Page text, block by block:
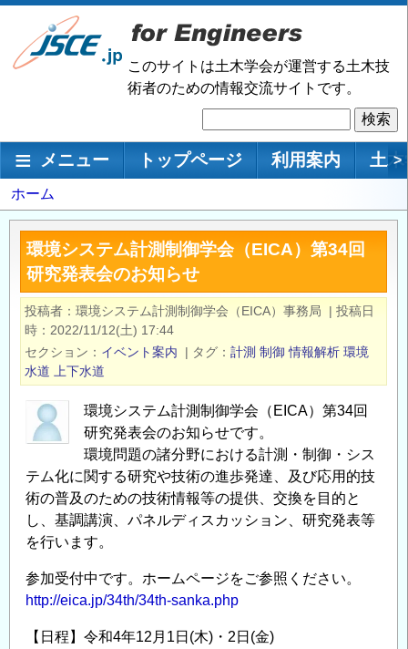
メ
ン
移
このサイトは土木学会が運営する土木技
術者のための情報交流サイトです。
索
メインナビゲーション
メニュー トップページ 利用案内 土 >
パ
ン
く
ず
ホーム
環境システム計測制御学会（EICA）第34回
研究発表会のお知らせ
投稿者 環境システム計測制御学会（EICA）事務局 | 投稿日
時
2022/11/12(土) 17:44
セクション
イベント案内 | タグ 計測 制御 情報解析 環境
水道
上下水道
環境システム計測制御学会（EICA）第34回
研究発表会のお知らせです。
環境問題の諸分野における計測・制御・シス
テム化に関する研究や技術の進歩発達、及び応用的技
術の普及のための技術情報等の提供、交換を目的と
し、基調講演、パネルディスカッション、研究発表等
を行います。
参加受付中です。ホームページをご参照ください。
http://eica.jp/34th/34th-sanka.php
【日程】令和4年12月1日(木)・2日(金)